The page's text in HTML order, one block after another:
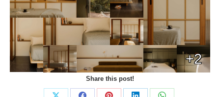
+2
Share this post!